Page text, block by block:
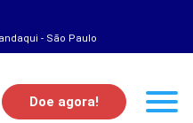
- São Paulo
Doe agora!